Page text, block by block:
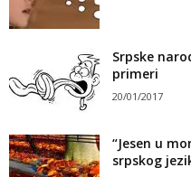
Srpske
primeri
20/01/2017
“Jesen u
srpskog